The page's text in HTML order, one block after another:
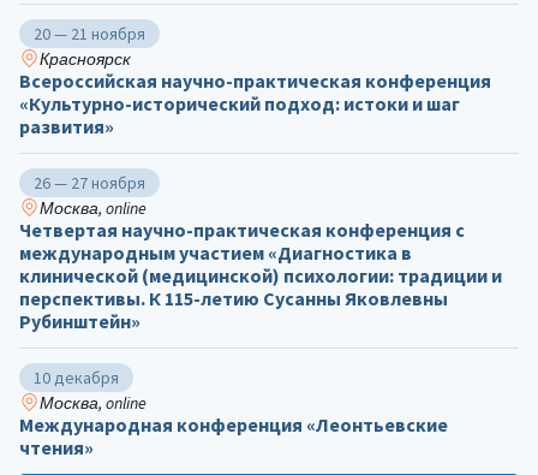
20 — 21 ноября
Красноярск
Всероссийская научно-практическая конференция
«Культурно-исторический подход: истоки и шаг
развития»
26 — 27 ноября
Москва, online
Четвертая научно-практическая конференция с
международным участием «Диагностика в
клинической (медицинской) психологии: традиции и
перспективы. К 115-летию Сусанны Яковлевны
Рубинштейн»
10 декабря
Москва, online
Международная конференция «Леонтьевские
чтения»